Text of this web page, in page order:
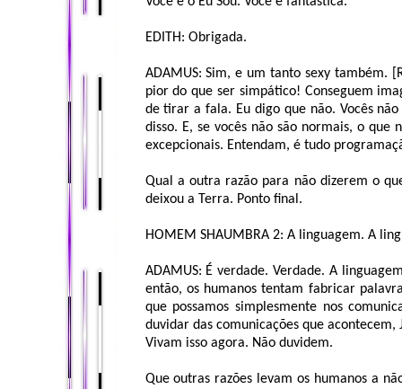
EDITH: Obrigada.
ADAMUS: Sim, e um tanto sexy também.
pior do que ser simpático! Conseguem
de tirar a fala. Eu digo que não. Vocês
disso. E, se vocês não são normais, o que
excepcionais. Entendam, é tudo
Qual a outra razão para não dizerem o
deixou a Terra. Ponto final.
HOMEM SHAUMBRA 2: A linguagem. A
ADAMUS: É verdade. Verdade. A
então, os humanos tentam fabricar
que possamos simplesmente nos
duvidar das comunicações que
Vivam isso agora. Não duvidem.
Que outras razões levam os humanos a